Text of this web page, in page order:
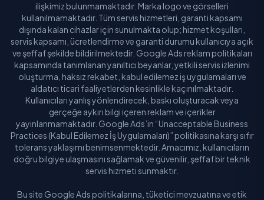
ilişkimiz bulunmamaktadır. Marka logo ve görselleri
kullanılmamaktadır. Tüm servis hizmetleri, garanti kapsamı
dışında kalan cihazlar için sunulmakta olup; hizmet koşulları,
servis kapsamı, ücretlendirme ve garanti durumu kullanıcıya açık
ve şeffaf şekilde bildirilmektedir. Google Ads reklam politikaları
kapsamında tanımlanan yanıltıcı beyanlar, yetkili servis izlenimi
oluşturma, haksız rekabet, kabul edilemez iş uygulamaları ve
aldatıcı ticari faaliyetlerden kesinlikle kaçınılmaktadır.
Kullanıcıları yanlış yönlendirecek, baskı oluşturacak veya
gerçeğe aykırı bilgi içeren reklam ve içerikler
yayınlanmamaktadır. Google Ads’in “Unacceptable Business
Practices (Kabul Edilemez İş Uygulamaları)” politikasına karşı sıfır
tolerans yaklaşımı benimsenmektedir. Amacımız, kullanıcıların
doğru bilgiye ulaşmasını sağlamak ve güvenilir, şeffaf bir teknik
servis hizmeti sunmaktır.
Bu site Google Ads politikalarına, tüketici mevzuatına ve etik